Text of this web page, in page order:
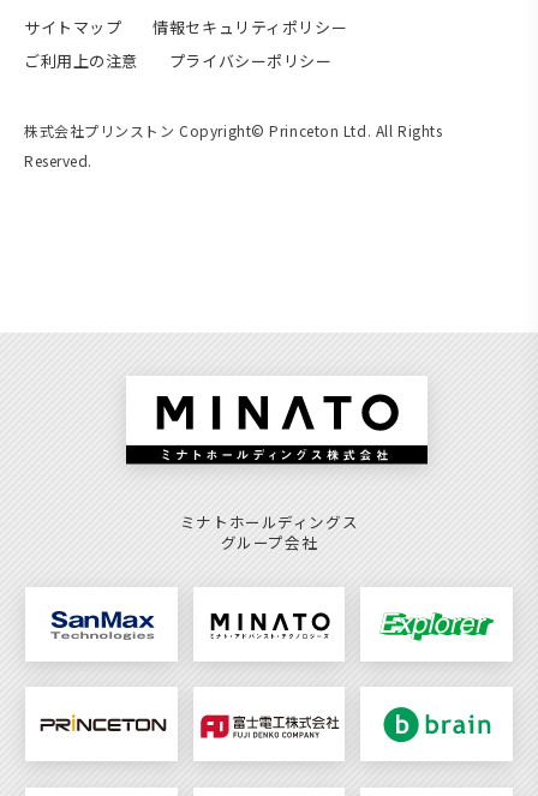
サイトマップ
情報セキュリティポリシー
ご利用上の注意
プライバシーポリシー
株式会社プリンストン Copyright© Princeton Ltd. All Rights
Reserved.
ミナトホールディングス
グループ会社